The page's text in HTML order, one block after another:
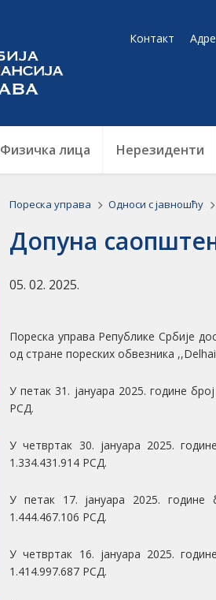
Контакт
Физичка лица Нерезиденти
Пореска управа Односи с јавношћу
Допуна
05. 02. 2025.
Пореска управа Републике Србије
од стране пореских обвезника
У петак 31. јануара 2025. године
РСД.
У четвртак 30. јануара 2025.
1.334.431.914 РСД.
У петак 17. јануара 2025. године
1.444.467.106 РСД.
У четвртак 16. јануара 2025.
1.414.997.687 РСД.